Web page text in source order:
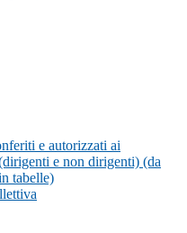
e autorizzati ai
e non dirigenti) (da
tabelle)